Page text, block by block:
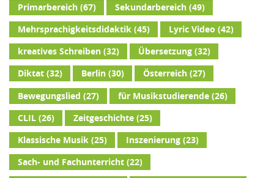
Primarbereich(67) Sekundarbereich(49)
Mehrsprachigkeitsdidaktik(45) Lyric Video (42)
kreatives Schreiben(32) Übersetzung(32)
Diktat(32) Berlin(30) Österreich(27)
Bewegungslied (27) für Musikstudierende(26)
CLIL(26) Zeitgeschichte(25)
Klassische Musik(25) Inszenierung(23)
Sach- und Fachunterricht(22)